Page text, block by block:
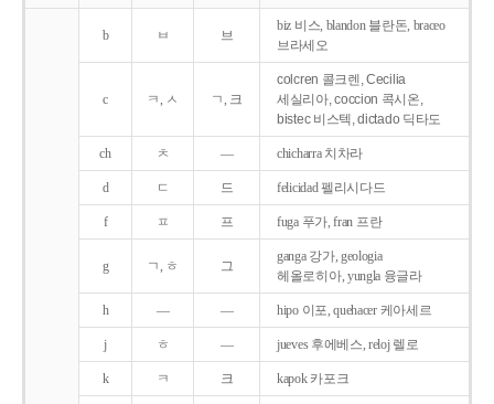
b ㅂ 브
biz 비스, blandon 블란돈, braceo
브라세오
c ㅋ, ㅅ ㄱ, 크
colcren 콜크렌, Cecilia
세실리아, coccion 콕시온,
bistec 비스텍, dictado 딕타도
ch ㅊ ― chicharra 치차라
d ㄷ 드 felicidad 펠리시다드
f ㅍ 프 fuga 푸가, fran 프란
g ㄱ, ㅎ 그
ganga 강가, geologia
헤올로히아, yungla 융글라
h ― ― hipo 이포, quehacer 케아세르
j ㅎ ― jueves 후에베스, reloj 렐로
k ㅋ 크 kapok 카포크